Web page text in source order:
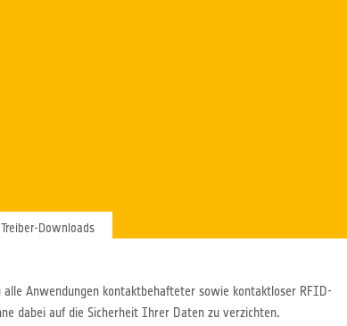
Anwendungen kontaktbehafteter sowie kontaktloser RFID-
dabei auf die Sicherheit Ihrer Daten zu verzichten.
Treiber-Downloads